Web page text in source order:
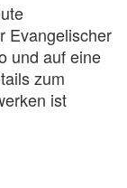
Evangelischer
und auf eine
zum
ist